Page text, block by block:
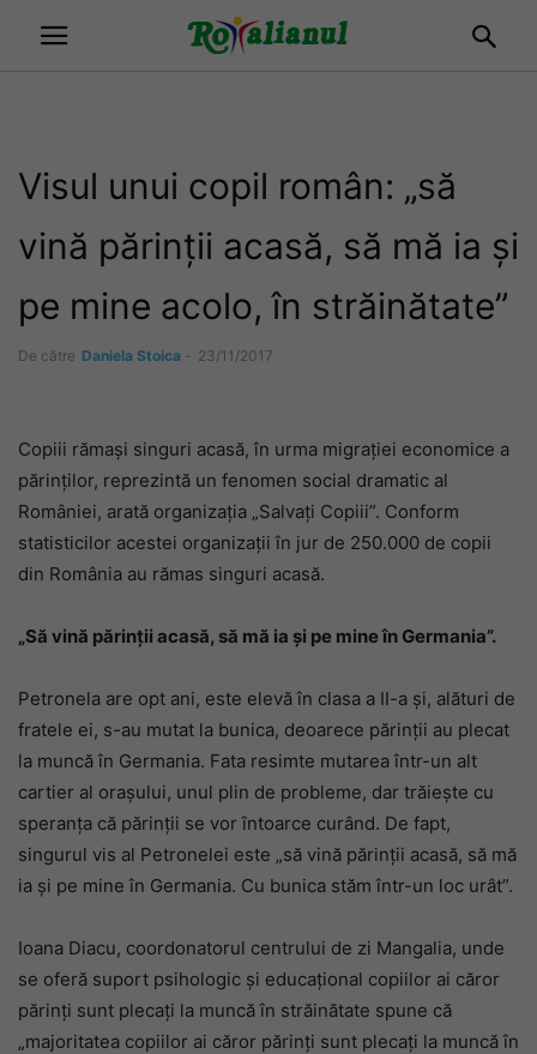
Visul unui copil român: „să
vină părinţii acasă, să mă ia şi
pe mine acolo, în străinătate”
De către Daniela Stoica - 23/11/2017
Copiii rămaşi singuri acasă, în urma migraţiei economice a
părinţilor, reprezintă un fenomen social dramatic al
României, arată organizaţia „Salvaţi Copiii”. Conform
statisticilor acestei organizaţii în jur de 250.000 de copii
din România au rămas singuri acasă.
„Să vină părinţii acasă, să mă ia şi pe mine în Germania”.
Petronela are opt ani, este elevă în clasa a II-a şi, alături de
fratele ei, s-au mutat la bunica, deoarece părinţii au plecat
la muncă în Germania. Fata resimte mutarea într-un alt
cartier al oraşului, unul plin de probleme, dar trăieşte cu
speranţa că părinţii se vor întoarce curând. De fapt,
singurul vis al Petronelei este „să vină părinţii acasă, să mă
ia şi pe mine în Germania. Cu bunica stăm într-un loc urât”.
Ioana Diacu, coordonatorul centrului de zi Mangalia, unde
se oferă suport psihologic şi educaţional copiilor ai căror
părinţi sunt plecaţi la muncă în străinătate spune că
„majoritatea copiilor ai căror părinţi sunt plecaţi la muncă în